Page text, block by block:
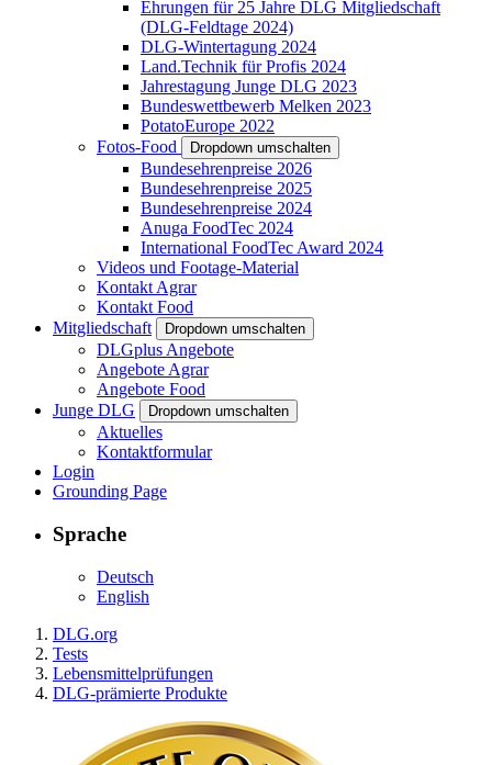
Ehrungen für 25 Jahre DLG Mitgliedschaft
(DLG-Feldtage 2024)
DLG-Wintertagung 2024
Land.Technik für Profis 2024
Jahrestagung Junge DLG 2023
Bundeswettbewerb Melken 2023
PotatoEurope 2022
Fotos-Food
Dropdown umschalten
Bundesehrenpreise 2026
Bundesehrenpreise 2025
Bundesehrenpreise 2024
Anuga FoodTec 2024
International FoodTec Award 2024
Videos und Footage-Material
Kontakt Agrar
Kontakt Food
Mitgliedschaft
Dropdown umschalten
DLGplus Angebote
Angebote Agrar
Angebote Food
Junge DLG
Dropdown umschalten
Aktuelles
Kontaktformular
Login
Grounding Page
Sprache
Deutsch
English
DLG.org
Tests
Lebensmittelprüfungen
DLG-prämierte Produkte